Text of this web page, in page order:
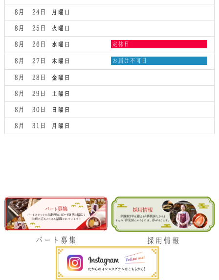
月曜日
8月 24
火曜日
8月 25
水曜日
8月 26
水
日,
8
2026
定休日
木曜日
8月 27
木
お届け不可日
金曜日
8月 28
土曜日
8月 29
日曜日
8月 30
月曜日
8月 31
パート募集 採用情報